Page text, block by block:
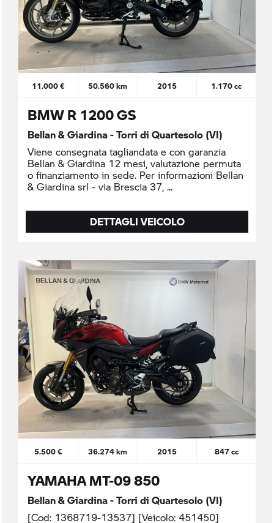
11.000 € 50.560 km 2015 1.170 cc
BMW R 1200 GS
Bellan & Giardina - Torri di Quartesolo (VI)
Viene consegnata tagliandata e con garanzia
Bellan & Giardina 12 mesi, valutazione permuta
o finanziamento in sede. Per informazioni Bellan
& Giardina srl - via Brescia 37,
DETTAGLI VEICOLO
5.500 € 36.274 km 2015 847 cc
YAMAHA MT-09 850
Bellan & Giardina - Torri di Quartesolo (VI)
[Cod: 1368719-13537] [Veicolo: 451450]